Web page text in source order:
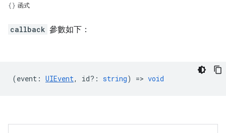
函式
callback 參數如下：
(event : UIEvent, id? : string) => void